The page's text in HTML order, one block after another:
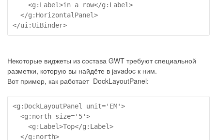
    <g:Label>in a row</g:Label>
  </g:HorizontalPanel>
</ui:UiBinder>
Некоторые виджеты из состава GWT требуют специальной
разметки, которую вы найдёте в javadoc к ним.
Вот пример, как работает DockLayoutPanel:
<g:DockLayoutPanel unit='EM'>
  <g:north size='5'>
    <g:Label>Top</g:Label>
  </g:north>